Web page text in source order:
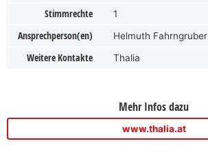
Stimmrechte 1
Ansprechperson(en) Helmuth Fahrngruber
Weitere Kontakte Thalia
Mehr Infos dazu
www.thalia.at